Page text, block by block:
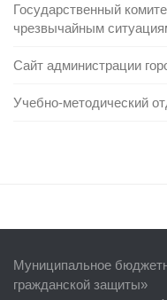
Государственный
чрезвычайным
Сайт администрации
Учебно-методический
Об учреждении
Муниципальное
гражданской защиты»